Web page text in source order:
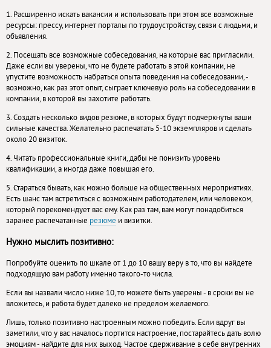
1. Расширенно искать вакансии и использовать при этом все возможные
ресурсы: прессу, интернет порталы по трудоустройству, связи с людьми, и
объявления.
2. Посещать все возможные собеседования, на которые вас пригласили.
Даже если вы уверены, что не будете работать в этой компании, не
упустите возможность набраться опыта поведения на собеседовании, -
возможно, как раз этот опыт, сыграет ключевую роль на собеседовании в
компании, в которой вы захотите работать.
3. Создать несколько видов резюме, в которых будут подчеркнуты ваши
сильные качества. Желательно распечатать 5-10 экземпляров и сделать
около 20 визиток.
4. Читать профессиональные книги, дабы не понизить уровень
квалификации, а иногда даже повышая его.
5. Стараться бывать, как можно больше на общественных мероприятиях.
Есть шанс там встретиться с возможным работодателем, или человеком,
который порекомендует вас ему. Как раз там, вам могут понадобиться
заранее распечатанные резюме и визитки.
Нужно мыслить позитивно:
Попробуйте оценить по шкале от 1 до 10 вашу веру в то, что вы найдете
подходящую вам работу именно такого-то числа.
Если вы назвали число ниже 10, то можете быть уверены - в сроки вы не
вложитесь, и работа будет далеко не пределом желаемого.
Лишь, только позитивно настроенным можно победить. Если вдруг вы
заметили, что у вас началось портится настроение, постарайтесь дать волю
эмоциям - найдите для них выход. Частое сдерживание в себе внутренних